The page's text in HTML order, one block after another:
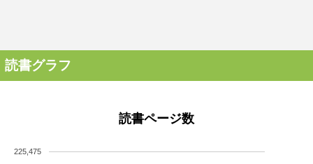
読書グラフ
読書ページ数
225,475